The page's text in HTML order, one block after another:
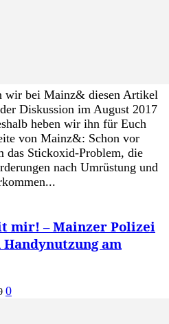
wir bei Mainz& diesen Artikel
Diskussion im August 2017
heben wir ihn für Euch
von Mainz&: Schon vor
das Stickoxid-Problem, die
nach Umrüstung und
mir! – Mainzer Polizei
am
0